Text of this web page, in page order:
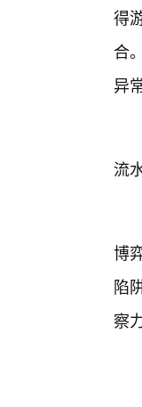
得
合
异
流
博
陷
察